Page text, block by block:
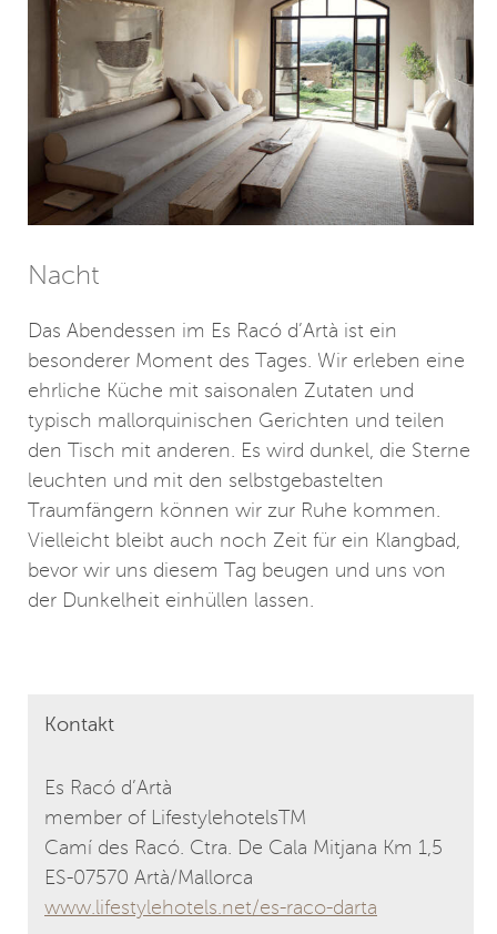
Nacht
Das Abendessen im Es Racó d’Artà ist ein
besonderer Moment des Tages. Wir erleben eine
ehrliche Küche mit saisonalen Zutaten und
typisch mallorquinischen Gerichten und teilen
den Tisch mit anderen. Es wird dunkel, die Sterne
leuchten und mit den selbstgebastelten
Traumfängern können wir zur Ruhe kommen.
Vielleicht bleibt auch noch Zeit für ein Klangbad,
bevor wir uns diesem Tag beugen und uns von
der Dunkelheit einhüllen lassen.
Kontakt
Es Racó d’Artà
member of LifestylehotelsTM
Camí des Racó. Ctra. De Cala Mitjana Km 1,5
ES-07570 Artà/Mallorca
www.lifestylehotels.net/es-raco-darta